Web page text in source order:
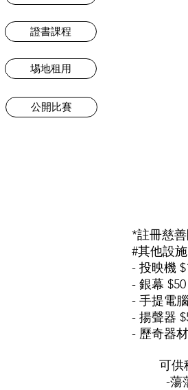
證書課程
埸地租用
公開比賽
*註冊慈
#其他設
- 投映機
- 銀幕 $50
- 手提電
- 揚聲器
- 歷奇器
可供
-蕩